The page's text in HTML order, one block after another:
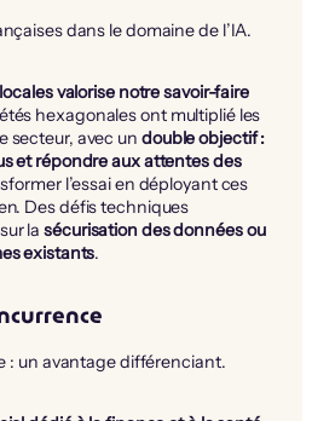
dans le domaine de l’IA.
valorise notre savoir-faire
hexagonales ont multiplié les
secteur, avec un double objectif :
et répondre aux attentes des
l’essai en déployant ces
Des défis techniques
lasécurisation des données ou
existants.
: un avantage différenciant.